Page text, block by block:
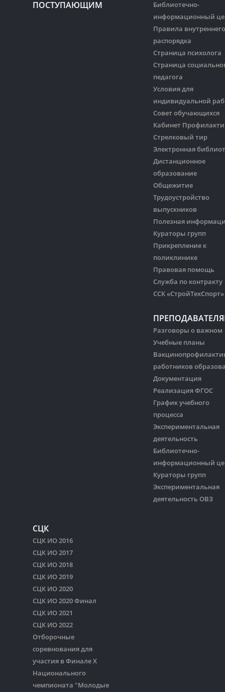
ПОСТУПАЮЩИМ
Библиотечно-
информационный
Правила внутреннего
распорядка
Страница психолога
Страница
педагога
Условия для
индивидуальной
Совет обучающихся
Кабинет
Стрелковый тир
Электронная
Дистанционное
образование
Общежитие
Трудоустройство
выпускников
Полезная
Кураторы групп
Прикрепление к
поликлинике
Правовая помощь
Служба по контракту
ССК «СтройТехСпорт»
Разговоры о важном
Учебные планы
работников
Документация
Реализация ФГОС
График учебного
процесса
Экспериментальная
деятельность
Библиотечно-
информационный
Кураторы групп
Экспериментальная
деятельность ОВЗ
СЦК
СЦК ИО 2016
СЦК ИО 2017
СЦК ИО 2018
СЦК ИО 2019
СЦК ИО 2020
СЦК ИО 2020 Финал
СЦК ИО 2021
СЦК ИО 2022
Отборочные
соревнования для
участия в Финале Х
Национального
чемпионата "Молодые